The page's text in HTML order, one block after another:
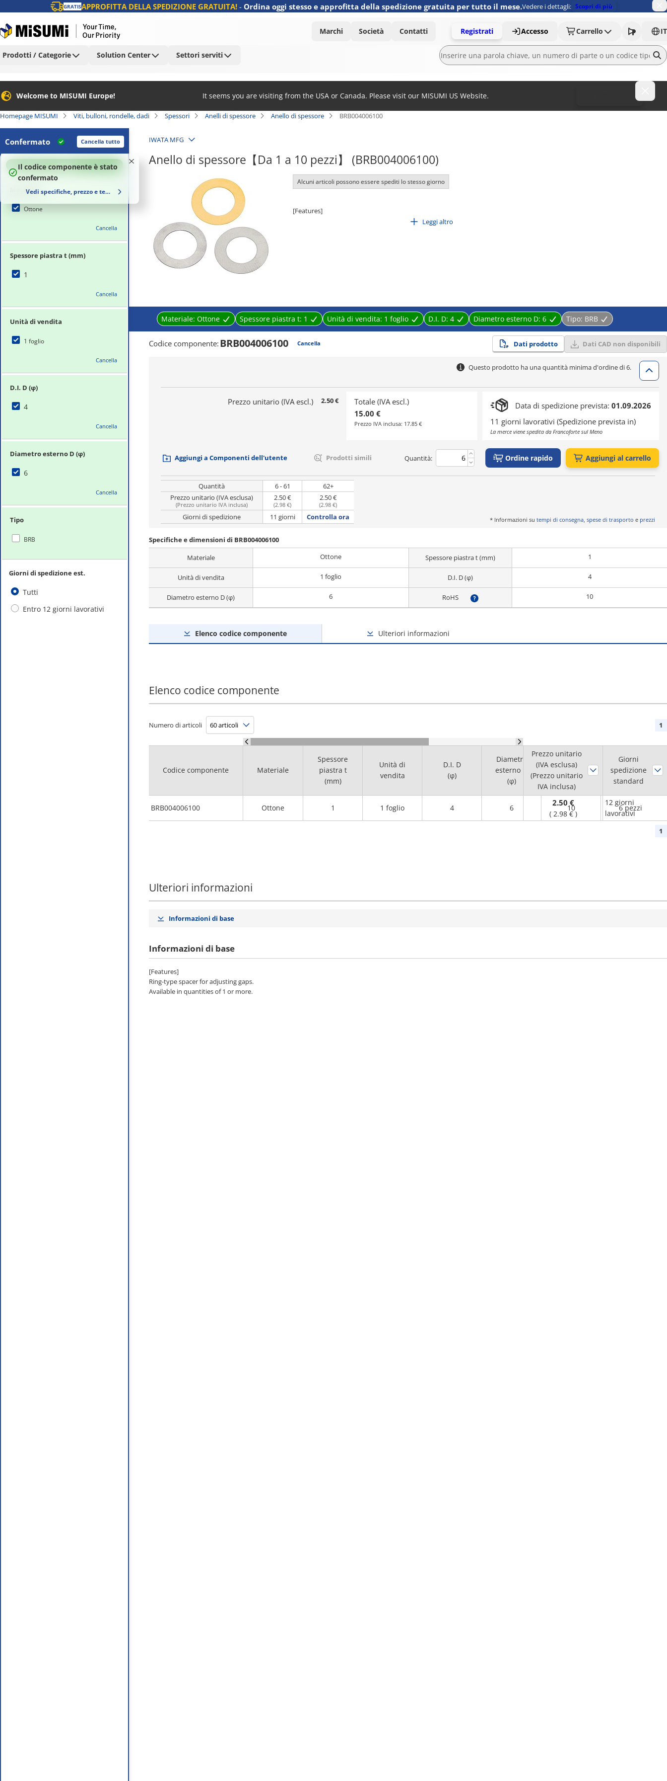
GRATISAPPROFITTA DELLA SPEDIZIONE GRATUITA! - Ordina oggi stesso e approfitta della spedizione gratuita per tutto il mese.Vedere i dettagli: Scopri di più
Marchi Società Contatti Registrati Accesso Carrello IT
Prodotti / Categorie Solution Center Settori serviti
Welcome to MISUMI Europe! It seems you are visiting from the USA or Canada. Please visit our MISUMI US Website.
Homepage MISUMI Viti, bulloni, rondelle, dadi Spessori Anelli di spessore Anello di spessore BRB004006100
Confermato Cancella tutto
100%
Il codice componente è stato
confermato
Vedi specifiche, prezzo e tempi di consegna
Materiale
Ottone
Cancella
Spessore piastra t (mm)
1
Cancella
Unità di vendita
1 foglio
Cancella
D.I. D (φ)
4
Cancella
Diametro esterno D (φ)
6
Cancella
Tipo
BRB
Giorni di spedizione est.
Tutti
Entro 12 giorni lavorativi
IWATA MFG
Anello di spessore【Da 1 a 10 pezzi】 (BRB004006100)
Alcuni articoli possono essere spediti lo stesso giorno
[Features]
Leggi altro
Materiale: Ottone Spessore piastra t: 1 Unità di vendita: 1 foglio D.I. D: 4 Diametro esterno D: 6 Tipo: BRB
Codice componente: BRB004006100 Cancella Dati prodotto Dati CAD non disponibili
Questo prodotto ha una quantità minima d'ordine di 6.
Prezzo unitario (IVA escl.) 2.50 €
Totale (IVA escl.)
15.00 €
Prezzo IVA inclusa: 17.85 €
Data di spedizione prevista: 01.09.2026
11 giorni lavorativi (Spedizione prevista in)
La merce viene spedita da Francoforte sul Meno
Aggiungi a Componenti dell'utente Prodotti simili Quantità: Ordine rapido Aggiungi al carrello
Quantità 6 - 61
62+
Prezzo unitario (IVA esclusa)
(Prezzo unitario IVA inclusa)
2.50 €
(2.98 €)
2.50 €
(2.98 €)
Giorni di spedizione 11 giorni Controlla ora * Informazioni su tempi di consegna, spese di trasporto e prezzi
Specifiche e dimensioni di BRB004006100
Materiale
Ottone Spessore piastra t (mm) 1
Unità di vendita 1 foglio D.I. D (φ) 4
Diametro esterno D (φ) 6 RoHS 10
Elenco codice componente Ulteriori informazioni
Elenco codice componente
Numero di articoli 1
Codice componente
BRB004006100
Materiale
Spessore
piastra t
(mm)
Unità di
vendita
D.I. D
(φ)
Diametro
esterno D
(φ)
RoHS
Quantità
minima
d'ordine
Ottone 1 1 foglio 4 6 10 6 pezzi
Prezzo unitario
(IVA esclusa)
(Prezzo unitario
IVA inclusa)
Giorni
spedizione
standard
2.50 €
( 2.98 € )
12 giorni
lavorativi
1
Ulteriori informazioni
Informazioni di base
Informazioni di base
[Features]
Ring-type spacer for adjusting gaps.
Available in quantities of 1 or more.